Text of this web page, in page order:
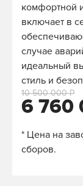
комфортной
включает в
случае
идеальный
стиль и
6 760
10 500 000 Р
* Цена на
сборов.